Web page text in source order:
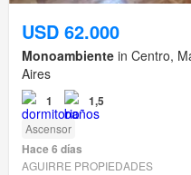
USD 62.000
Monoambiente in Centro,
Aires
1 1,5
Ascensor
Hace 6 días
AGUIRRE PROPIEDADES